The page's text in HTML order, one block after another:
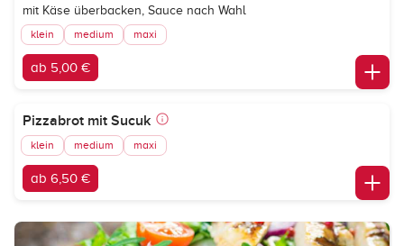
mit Käse überbacken, Sauce nach Wahl
klein medium maxi
ab 5,00 €
Pizzabrot mit Sucuk
klein medium maxi
ab 6,50 €